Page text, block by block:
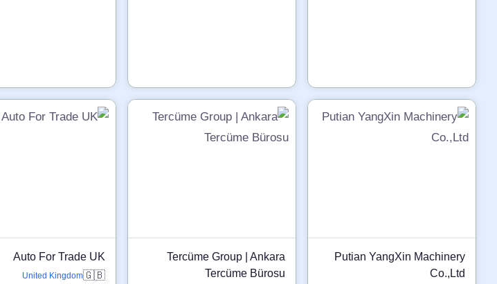
Putian YangXin Machinery
Co.,Ltd
Tercüme Group | Ankara
Tercüme Bürosu
Auto For Trade UK
🇬🇧
United Kingdom